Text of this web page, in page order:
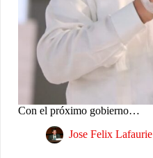
Con el próximo gobierno…
Jose Felix Lafaurie